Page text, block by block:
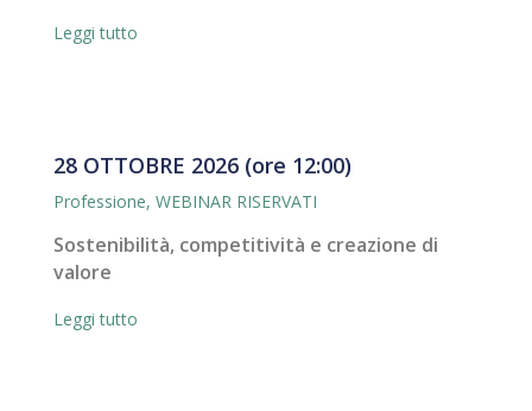
Leggi tutto
28 OTTOBRE 2026 (ore 12:00)
Professione, WEBINAR RISERVATI
Sostenibilità, competitività e creazione di
valore
Leggi tutto